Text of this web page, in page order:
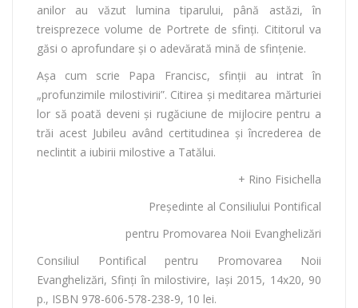
anilor au văzut lumina tiparului, până astăzi, în
treisprezece volume de Portrete de sfinţi. Cititorul va
găsi o aprofundare şi o adevărată mină de sfinţenie.
Aşa cum scrie Papa Francisc, sfinţii au intrat în
„profunzimile milostivirii”. Citirea şi meditarea mărturiei
lor să poată deveni şi rugăciune de mijlocire pentru a
trăi acest Jubileu având certitudinea şi încrederea de
neclintit a iubirii milostive a Tatălui.
+ Rino Fisichella
Preşedinte al Consiliului Pontifical
pentru Promovarea Noii Evanghelizări
Consiliul Pontifical pentru Promovarea Noii
Evanghelizări, Sfinți în milostivire, Iași 2015, 14x20, 90
p., ISBN 978-606-578-238-9, 10 lei.